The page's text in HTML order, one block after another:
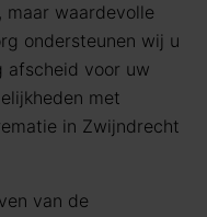
maar waardevolle
ondersteunen wij u
afscheid voor uw
met
in Zwijndrecht
van de